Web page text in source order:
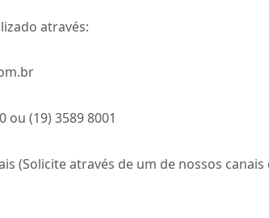
através:
ou (19) 3589 8001
(Solicite através de um de nossos